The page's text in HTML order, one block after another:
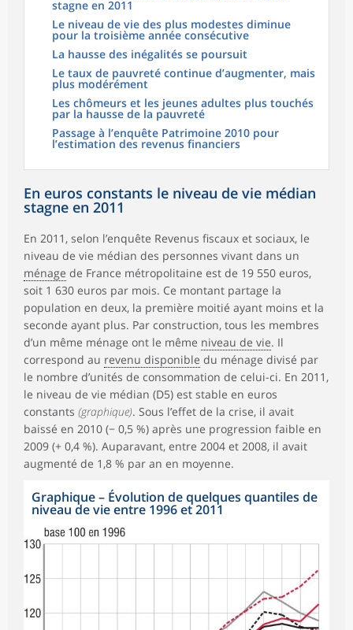
stagne en 2011
Le niveau de vie des plus modestes diminue
pour la troisième année consécutive
La hausse des inégalités se poursuit
Le taux de pauvreté continue d’augmenter, mais
plus modérément
Les chômeurs et les jeunes adultes plus touchés
par la hausse de la pauvreté
Passage à l’enquête Patrimoine 2010 pour
l’estimation des revenus financiers
En euros constants le niveau de vie médian
stagne en 2011
En 2011, selon l’enquête Revenus fiscaux et sociaux, le
niveau de vie médian des personnes vivant dans un
ménage de France métropolitaine est de 19 550 euros,
soit 1 630 euros par mois. Ce montant partage la
population en deux, la première moitié ayant moins et la
seconde ayant plus. Par construction, tous les membres
d’un même ménage ont le même niveau de vie. Il
correspond au revenu disponible du ménage divisé par
le nombre d’unités de consommation de celui-ci. En 2011,
le niveau de vie médian (D5) est stable en euros
constants (graphique). Sous l’effet de la crise, il avait
baissé en 2010 (− 0,5 %) après une progression faible en
2009 (+ 0,4 %). Auparavant, entre 2004 et 2008, il avait
augmenté de 1,8 % par an en moyenne.
Graphique– Évolution de quelques quantiles de
niveau de vie entre 1996 et 2011